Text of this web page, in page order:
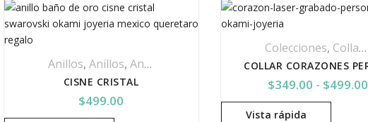
Anillos,Anillos,Anillos Chapa De Oro ,Cristal Swarovski
CISNE CRISTAL
$499.00
Colecciones, Collar Acero Inoxidable
$349.00 - $499.00
Vista rápida